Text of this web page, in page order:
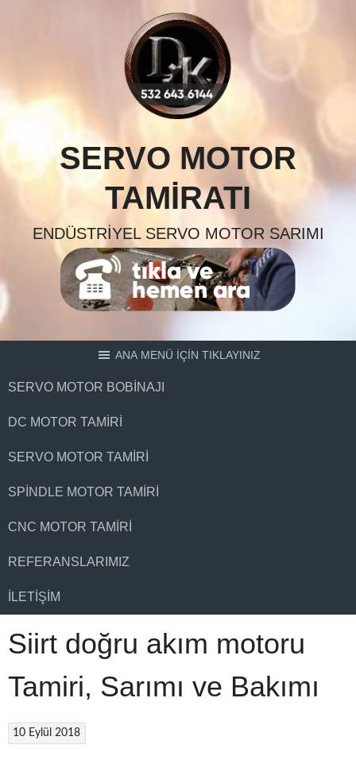
SERVO MOTOR
TAMIRATI
ENDÜSTRIYEL SERVO MOTOR SARIMI
ANA MENÜ İÇİN TIKLAYINIZ
SERVO MOTOR BOBINAJI
DC MOTOR TAMIRI
SERVO MOTOR TAMIRI
SPINDLE MOTOR TAMIRI
CNC MOTOR TAMIRI
REFERANSLARIMIZ
İLETIŞIM
Siirt doğru akım motoru
Tamiri, Sarımı ve Bakımı
10 Eylül 2018